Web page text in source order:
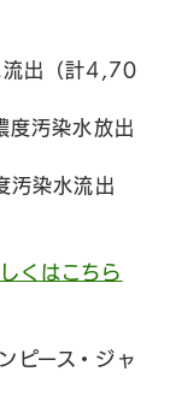
流出（計4,70
汚染水放出
汚染水流出
くはこちら
ピース・ジャ